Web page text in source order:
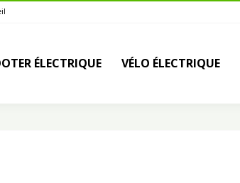
ÉLECTRIQUE VÉLO ÉLECTRIQUE